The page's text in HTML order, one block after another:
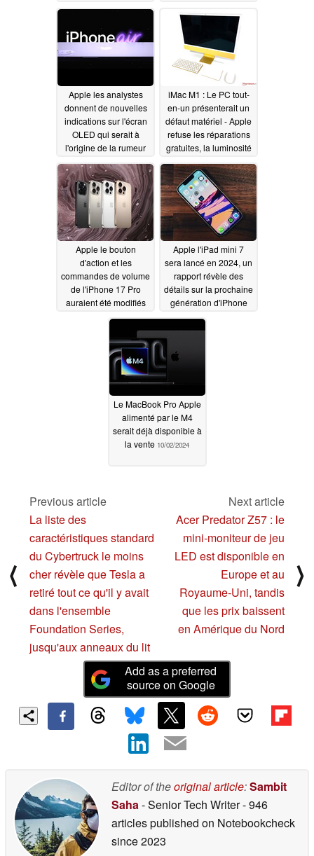
Apple les analystes
donnent de nouvelles
indications sur l'écran
OLED qui serait à
l'origine de la rumeur
Apple iPhone 17 Air
10/07/2024
iMac M1 : Le PC tout-
en-un présenterait un
défaut matériel - Apple
refuse les réparations
gratuites, la luminosité
élevée de l'écran est
un risque10/07/2024
Apple le bouton
d'action et les
commandes de volume
de l'iPhone 17 Pro
auraient été modifiés
en profondeur10/03/2024
Apple l'iPad mini 7
sera lancé en 2024, un
rapport révèle des
détails sur la prochaine
génération d'iPhone
SE et d'iPad Air
10/02/2024
Le MacBook Pro Apple
alimenté par le M4
serait déjà disponible à
la vente 10/02/2024
⟨
Previous article
La liste des
caractéristiques standard
du Cybertruck le moins
cher révèle que Tesla a
retiré tout ce qu'il y avait
dans l'ensemble
Foundation Series,
jusqu'aux anneaux du lit
Next article
Acer Predator Z57 : le
mini-moniteur de jeu
LED est disponible en
Europe et au
Royaume-Uni, tandis
que les prix baissent
en Amérique du Nord
⟩
Add as a preferred
source on Google
Editor of theoriginal article:Sambit
Saha - Senior Tech Writer- 946
articles published on Notebookcheck
since 2023